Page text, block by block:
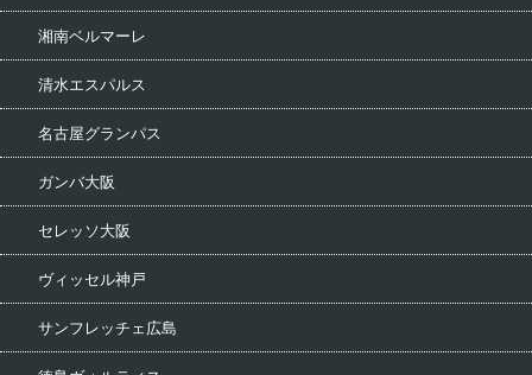
湘南ベルマーレ
清水エスパルス
名古屋グランパス
ガンバ大阪
セレッソ大阪
ヴィッセル神戸
サンフレッチェ広島